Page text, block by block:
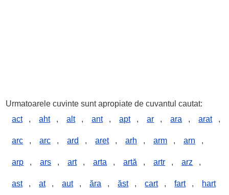
Urmatoarele cuvinte sunt apropiate de cuvantul cautat:
act
, aht , alt , ant , apt , ar , ara , arat ,
arc , arc , ard , aret , arh , arm , arn ,
arp , ars , art , arta , artă , artr , arz ,
ast , at , aut , ăra , ăst , cart , fart , hart